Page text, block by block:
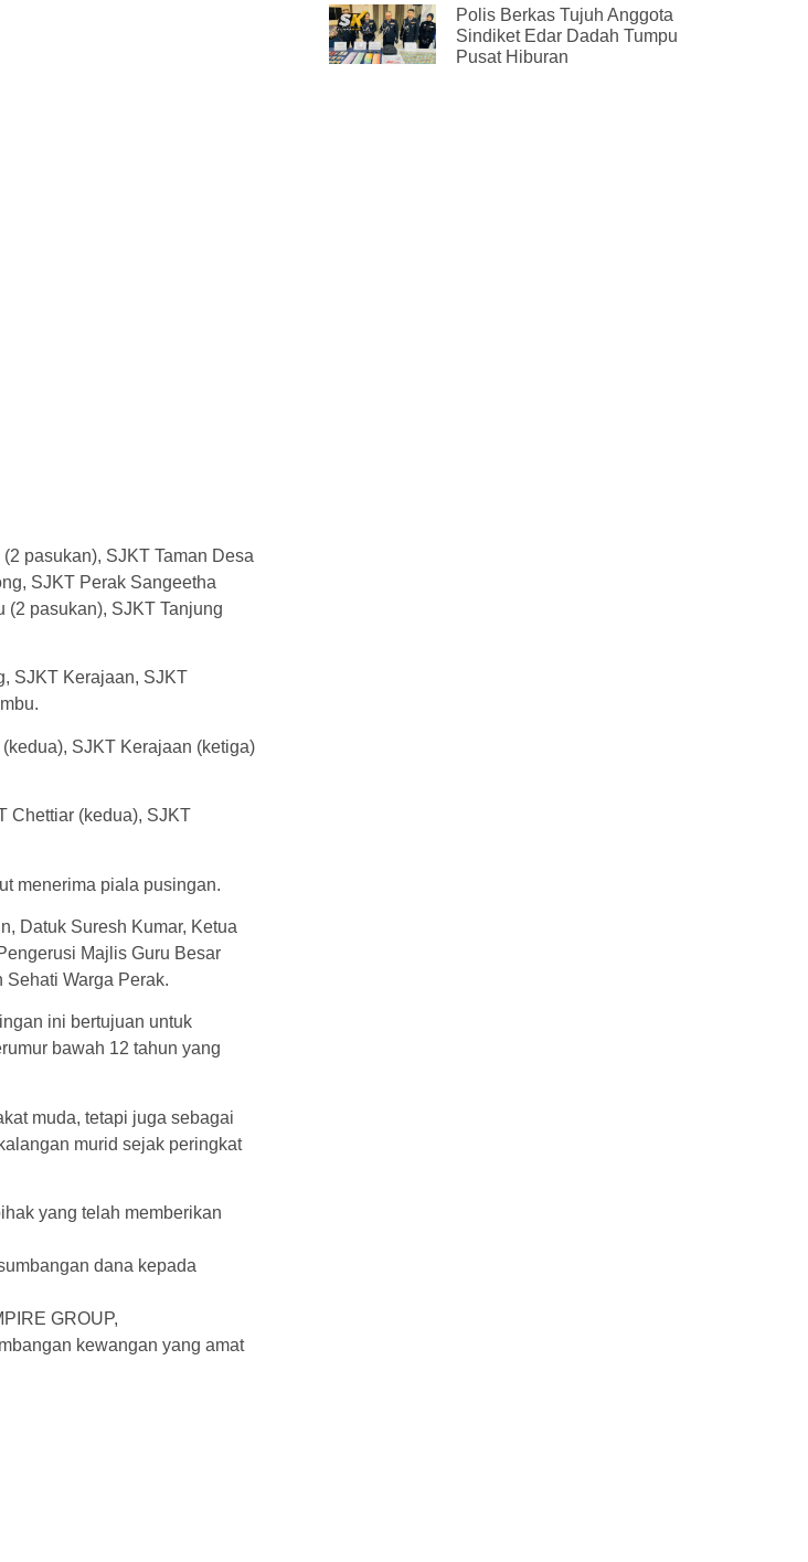
pasukan), SJKT Taman Desa
SJKT Perak Sangeetha
(2 pasukan), SJKT Tanjung
SJKT Kerajaan, SJKT
SJKT Kerajaan (ketiga)
Chettiar (kedua), SJKT
menerima piala pusingan.
Datuk Suresh Kumar, Ketua
Majlis Guru Besar
Warga Perak.
ini bertujuan untuk
bawah 12 tahun yang
muda, tetapi juga sebagai
murid sejak peringkat
yang telah memberikan
dana kepada
GROUP,
kewangan yang amat
Polis Berkas Tujuh Anggota
Sindiket Edar Dadah Tumpu
Pusat Hiburan